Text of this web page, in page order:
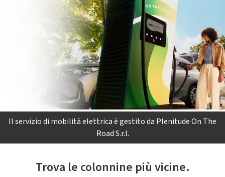
Il servizio di mobilità elettrica è gestito da Plenitude On The
Road S.r.l.
Trova le colonnine più vicine.